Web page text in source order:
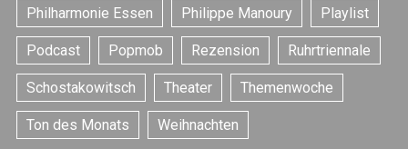
Philharmonie Essen Philippe Manoury Playlist
Podcast Popmob Rezension Ruhrtriennale
Schostakowitsch Theater Themenwoche
Ton des Monats Weihnachten